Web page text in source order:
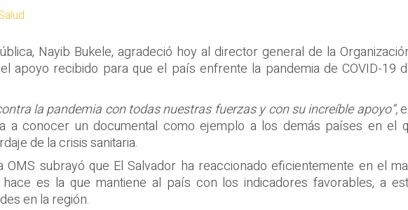
Nayib Bukele, agradeció hoy al director general de la
apoyo recibido para que el país enfrente la pandemia de COVID-19
la pandemia con todas nuestras fuerzas y con su increíble apoyo”,
a conocer un documental como ejemplo a los demás países en el
de la crisis sanitaria.
subrayó que El Salvador ha reaccionado eficientemente en el
es la que mantiene al país con los indicadores favorables, a
en la región.